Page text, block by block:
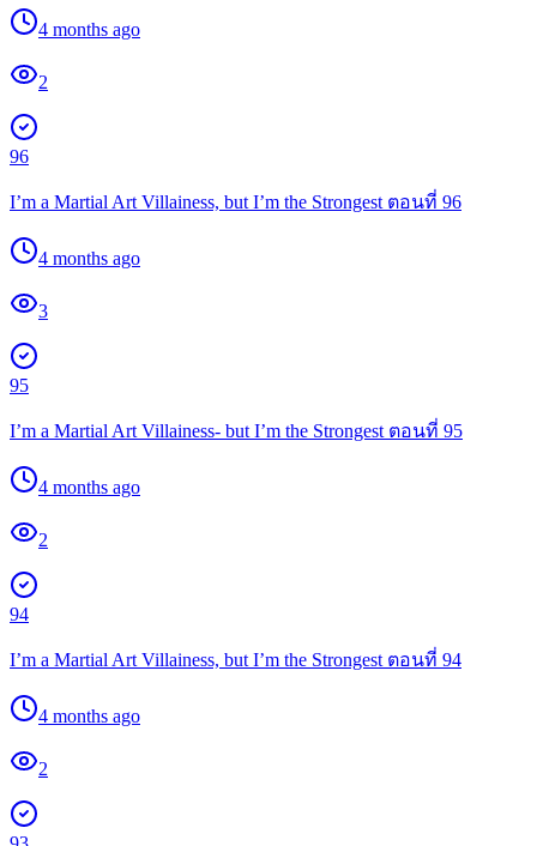
4 months ago
2
96
I’m a Martial Art Villainess, but I’m the Strongest ตอนที่ 96
4 months ago
3
95
I’m a Martial Art Villainess- but I’m the Strongest ตอนที่ 95
4 months ago
2
94
I’m a Martial Art Villainess, but I’m the Strongest ตอนที่ 94
4 months ago
2